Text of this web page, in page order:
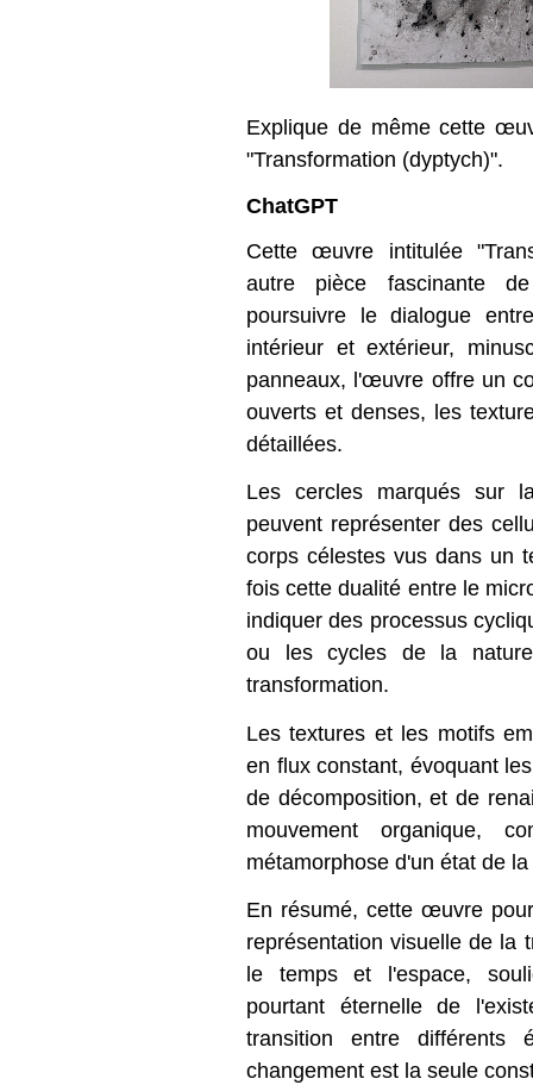
Explique de même cette
"Transformation (dyptych)".
ChatGPT
Cette œuvre intitulée
autre pièce fascinante
poursuivre le dialogue
intérieur et extérieur,
panneaux, l'œuvre offre un
ouverts et denses, les
détaillées.
Les cercles marqués sur
peuvent représenter des
corps célestes vus dans un
fois cette dualité entre le
indiquer des processus
ou les cycles de la
transformation.
Les textures et les motifs
en flux constant, évoquant
de décomposition, et de
mouvement organique,
métamorphose d'un état de
En résumé, cette œuvre
représentation visuelle de la
le temps et l'espace,
pourtant éternelle de
transition entre différents
changement est la seule